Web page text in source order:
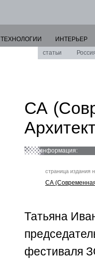
ТЕХНОЛОГИИ
ИНТЕРЬЕР
статьи
СА
информация:
страница издания
СА
Татьяна
фестиваля